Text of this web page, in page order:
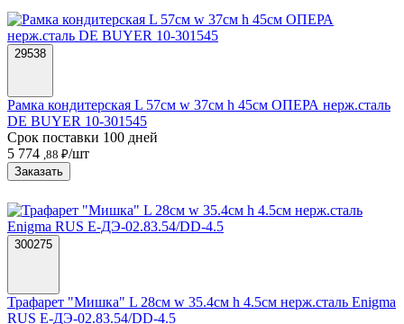
29538
Рамка кондитерская L 57см w 37см h 45см ОПЕРА нерж.сталь
DE BUYER 10-301545
Срок поставки 100 дней
5 774 ,88 ₽/шт
Заказать
300275
Трафарет "Мишка" L 28см w 35.4см h 4.5см нерж.сталь Enigma
RUS Е-ДЭ-02.83.54/DD-4.5